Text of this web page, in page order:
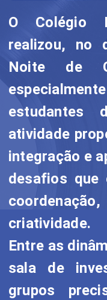
O Colégio
realizou, no
Noite de
estudantes
atividade
integração e
desafios que
criatividade.
Entre as
sala de
grupos